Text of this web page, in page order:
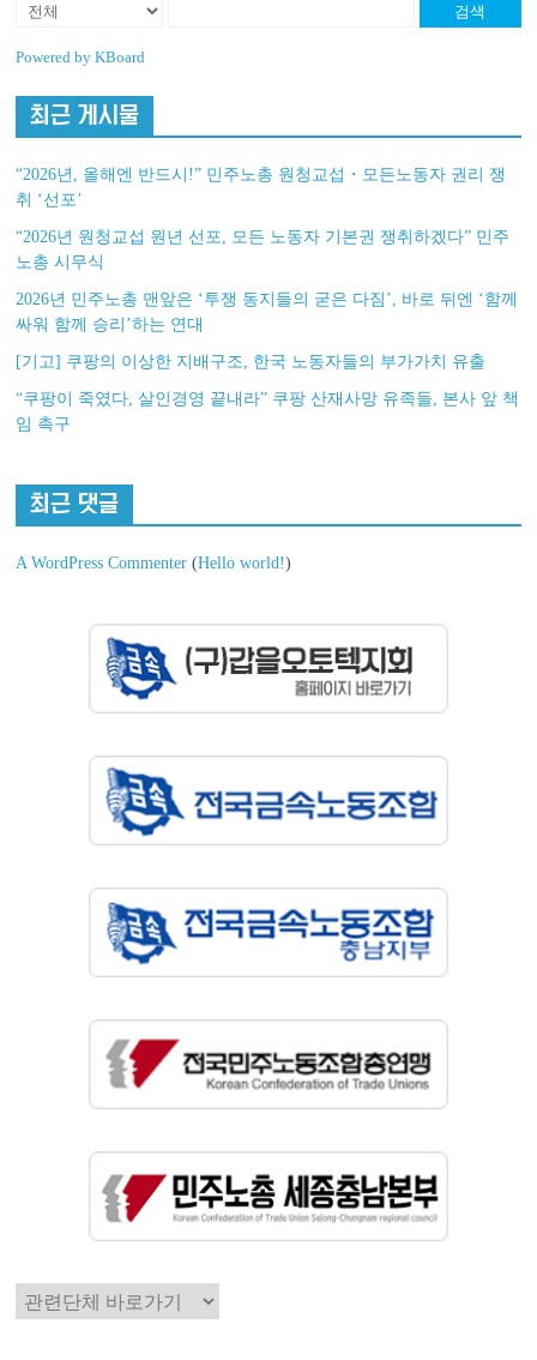
검색
Powered by KBoard
최근 게시물
“2026년, 올해엔 반드시!” 민주노총 원청교섭・모든노동자 권리 쟁
취 ‘선포’
“2026년 원청교섭 원년 선포, 모든 노동자 기본권 쟁취하겠다” 민주
노총 시무식
2026년 민주노총 맨앞은 ‘투쟁 동지들의 굳은 다짐’, 바로 뒤엔 ‘함께
싸워 함께 승리’하는 연대
[기고] 쿠팡의 이상한 지배구조, 한국 노동자들의 부가가치 유출
“쿠팡이 죽였다, 살인경영 끝내라” 쿠팡 산재사망 유족들, 본사 앞 책
임 촉구
최근 댓글
A WordPress Commenter (Hello world!)